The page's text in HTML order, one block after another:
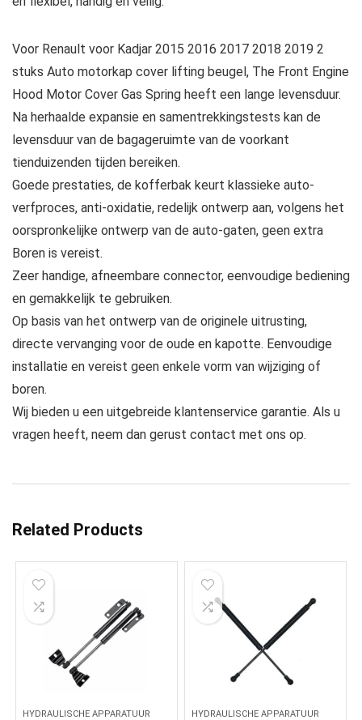
Voor Renault voor Kadjar 2015 2016 2017 2018 2019 2
stuks Auto motorkap cover lifting beugel, The Front Engine
Hood Motor Cover Gas Spring heeft een lange levensduur.
Na herhaalde expansie en samentrekkingstests kan de
levensduur van de bagageruimte van de voorkant
tienduizenden tijden bereiken.
Goede prestaties, de kofferbak keurt klassieke auto-
verfproces, anti-oxidatie, redelijk ontwerp aan, volgens het
oorspronkelijke ontwerp van de auto-gaten, geen extra
Boren is vereist.
Zeer handige, afneembare connector, eenvoudige bediening
en gemakkelijk te gebruiken.
Op basis van het ontwerp van de originele uitrusting,
directe vervanging voor de oude en kapotte. Eenvoudige
installatie en vereist geen enkele vorm van wijziging of
boren.
Wij bieden u een uitgebreide klantenservice garantie. Als u
vragen heeft, neem dan gerust contact met ons op.
Related Products
HYDRAULISCHE APPARATUUR HYDRAULISCHE APPARATUUR